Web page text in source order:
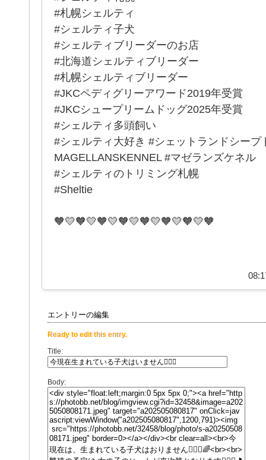
#札幌シェルティ
#シェルティ子犬
#シェルティブリーダーのお店
#北海道シェルティブリーダー
#札幌シェルティブリーダー
#JKCペディグリーアワード2019年受賞
#JKCシュープリームドッグ2025年受賞
#シェルティ多頭飼い
#シェルティ大好き #シェットランドシー
MAGELLANSKENNEL #マゼランズケネル
#シェルティのトリミング札幌
#Sheltie
🧡💛🧡💛🧡💛🧡💛🧡💛🧡💛🧡💛🧡
エントリーの編集
Ready to edit this entry.
Title:
Body: